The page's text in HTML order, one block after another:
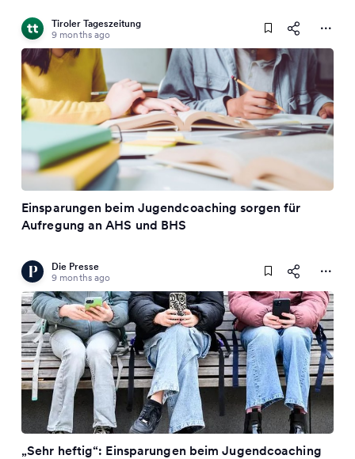
Tiroler Tageszeitung
9 months ago
Einsparungen beim Jugendcoaching sorgen für
Aufregung an AHS und BHS
Die Presse
9 months ago
„Sehr heftig“: Einsparungen beim Jugendcoaching